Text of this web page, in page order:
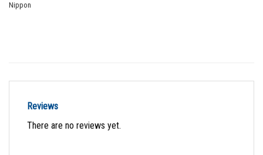
Nippon
Reviews
There are no reviews yet.